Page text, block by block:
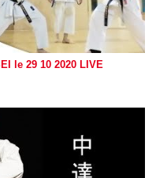
le 29 10 2020 LIVE